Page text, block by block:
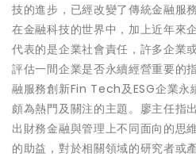
技的進步，已經改變了傳統金融服
在金融科技的世界中，加上近年來
代表的是企業社會責任，許多企業
評估一間企業是否永續經營重要的
融服務創新Fin Tech及ESG企業永
頗為熱門及關注的主題。廖主任指
出財務金融與管理上不同面向的思
的助益，對於相關領域的研究者或